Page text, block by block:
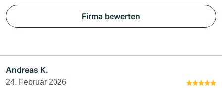
Firma bewerten
Andreas K.
24. Februar 2026